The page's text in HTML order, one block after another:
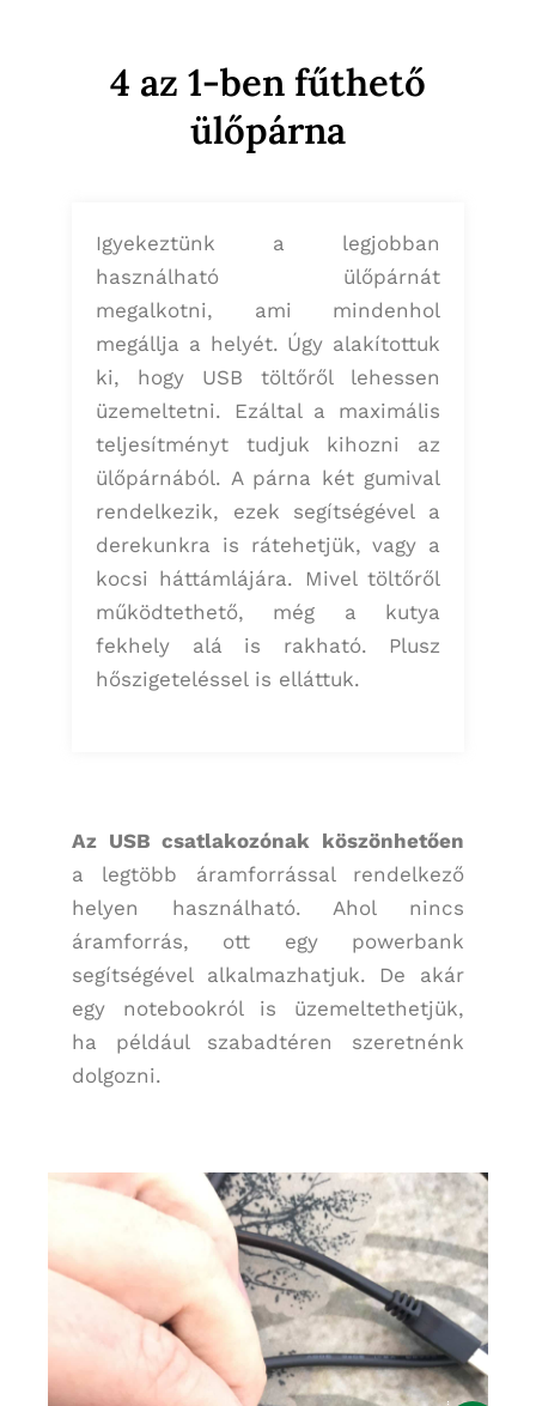
4 az 1-ben fűthető
ülőpárna
Igyekeztünk a legjobban
használható ülőpárnát
megalkotni, ami mindenhol
megállja a helyét. Úgy alakítottuk
ki, hogy USB töltőről lehessen
üzemeltetni. Ezáltal a maximális
teljesítményt tudjuk kihozni az
ülőpárnából. A párna két gumival
rendelkezik, ezek segítségével a
derekunkra is rátehetjük, vagy a
kocsi háttámlájára. Mivel töltőről
működtethető, még a kutya
fekhely alá is rakható. Plusz
hőszigeteléssel is elláttuk.
Az USB csatlakozónak köszönhetően
a legtöbb áramforrással rendelkező
helyen használható. Ahol nincs
áramforrás, ott egy powerbank
segítségével alkalmazhatjuk. De akár
egy notebookról is üzemeltethetjük,
ha például szabadtéren szeretnénk
dolgozni.